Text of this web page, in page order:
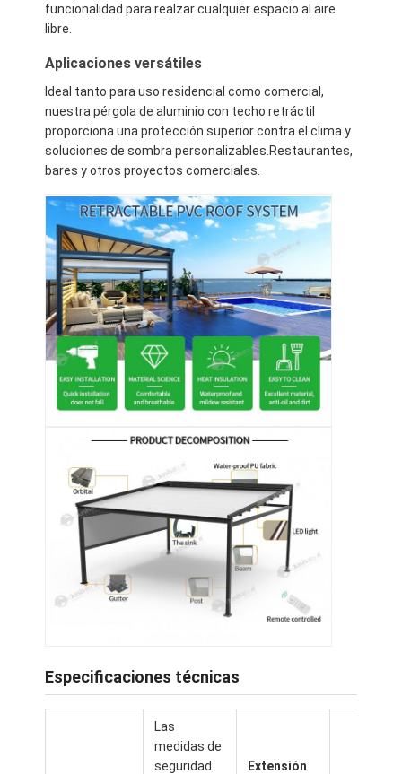
En casa.
Productos
Los vídeos
Recorrido por la fábrica
Control de calidad
funcionalidad para realzar cualquier espacio al aire
libre.
Aplicaciones versátiles
Ideal tanto para uso residencial como comercial,
nuestra pérgola de aluminio con techo retráctil
proporciona una protección superior contra el clima y
soluciones de sombra personalizables.Restaurantes,
bares y otros proyectos comerciales.
Especificaciones técnicas
Las
medidas de
seguridad
Extensión